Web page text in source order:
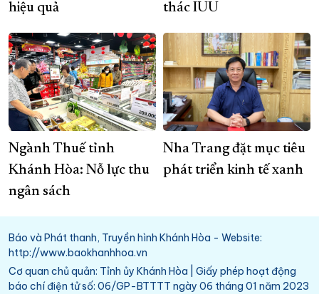
hiệu quả
thác IUU
Ngành Thuế tỉnh
Khánh Hòa: Nỗ lực thu
ngân sách
Nha Trang đặt mục tiêu
phát triển kinh tế xanh
Báo và Phát thanh, Truyền hình Khánh Hòa - Website:
http://www.baokhanhhoa.vn
Cơ quan chủ quản: Tỉnh ủy Khánh Hòa | Giấy phép hoạt động
báo chí điện tử số: 06/GP-BTTTT ngày 06 tháng 01 năm 2023